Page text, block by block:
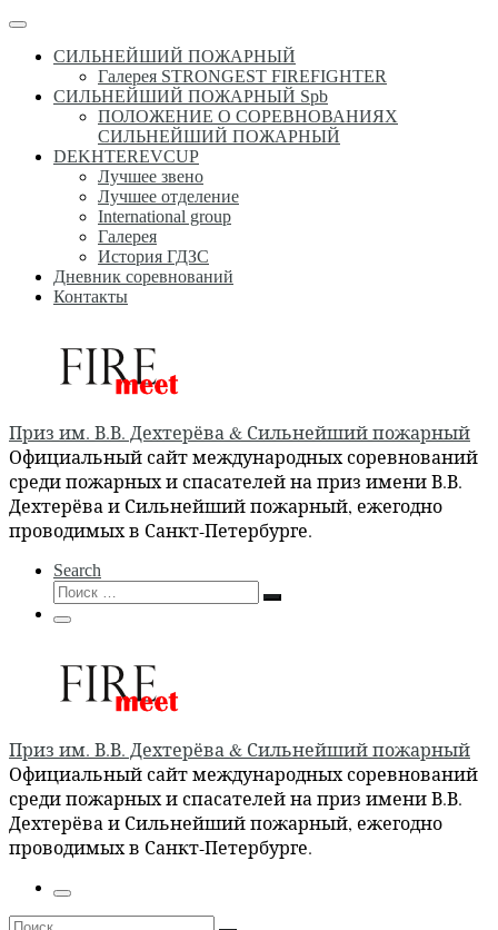
Перейти
содержимому
Меню
СИЛЬНЕЙШИЙ ПОЖАРНЫЙ
Галерея STRONGEST FIREFIGHTER
СИЛЬНЕЙШИЙ ПОЖАРНЫЙ Spb
ПОЛОЖЕНИЕ О СОРЕВНОВАНИЯХ
СИЛЬНЕЙШИЙ ПОЖАРНЫЙ
DEKHTEREVCUP
Лучшее звено
Лучшее отделение
International group
Галерея
История ГДЗС
Дневник соревнований
Контакты
Приз им. В.В. Дехтерёва & Сильнейший пожарный
Официальный сайт международных соревнований
среди пожарных и спасателей на приз имени В.В.
Дехтерёва и Сильнейший пожарный, ежегодно
проводимых в Санкт-Петербурге.
Search
Поиск
Поиск
Меню
Приз им. В.В. Дехтерёва & Сильнейший пожарный
Официальный сайт международных соревнований
среди пожарных и спасателей на приз имени В.В.
Дехтерёва и Сильнейший пожарный, ежегодно
проводимых в Санкт-Петербурге.
Меню
Поиск